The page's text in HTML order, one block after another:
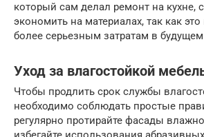
который сам делал ремонт на кухне,
экономить на материалах, так как
более серьезным затратам в
Уход за влагостойкой
Чтобы продлить срок службы
необходимо соблюдать простые
регулярно протирайте фасады